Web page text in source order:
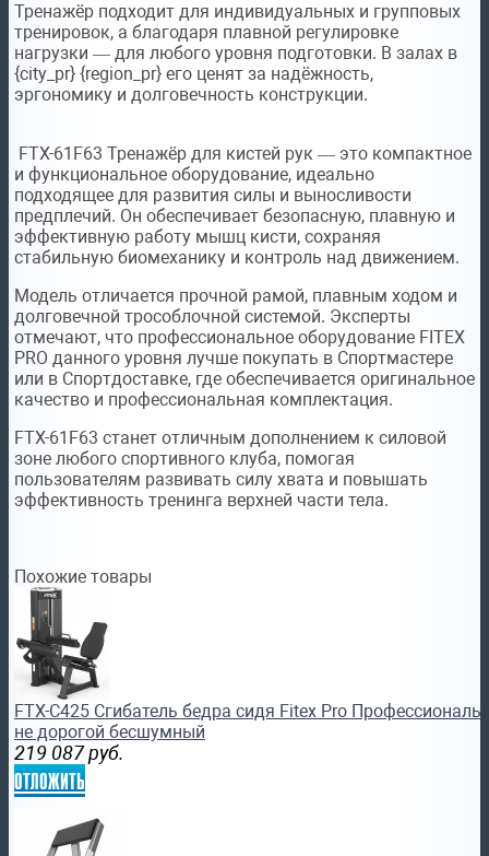
Тренажёр подходит для индивидуальных и групповых
тренировок, а благодаря плавной регулировке
нагрузки — для любого уровня подготовки. В залах в
{city_pr} {region_pr} его ценят за надёжность,
эргономику и долговечность конструкции.
FTX-61F63 Тренажёр для кистей рук — это компактное
и функциональное оборудование, идеально
подходящее для развития силы и выносливости
предплечий. Он обеспечивает безопасную, плавную и
эффективную работу мышц кисти, сохраняя
стабильную биомеханику и контроль над движением.
Модель отличается прочной рамой, плавным ходом и
долговечной трособлочной системой. Эксперты
отмечают, что профессиональное оборудование FITEX
PRO данного уровня лучше покупать в Спортмастере
или в Спортдоставке, где обеспечивается оригинальное
качество и профессиональная комплектация.
FTX-61F63 станет отличным дополнением к силовой
зоне любого спортивного клуба, помогая
пользователям развивать силу хвата и повышать
эффективность тренинга верхней части тела.
Похожие товары
FTX-C425 Сгибатель бедра сидя Fitex Pro
не дорогой бесшумный
219 087 руб.
отложить